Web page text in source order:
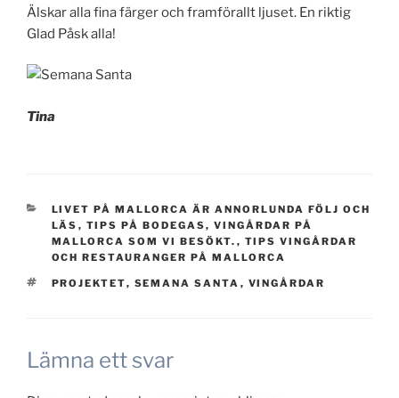
Älskar alla fina färger och framförallt ljuset. En riktig
Glad Påsk alla!
Tina
KATEGORIER
LIVET PÅ MALLORCA ÄR ANNORLUNDA FÖLJ OCH
LÄS , TIPS PÅ BODEGAS, VINGÅRDAR PÅ
MALLORCA SOM VI BESÖKT. , TIPS VINGÅRDAR
OCH RESTAURANGER PÅ MALLORCA
TAGGAR
PROJEKTET, SEMANA SANTA , VINGÅRDAR
Lämna ett svar